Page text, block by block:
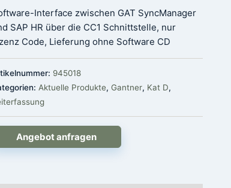
Interface zwischen GAT SyncManager
SAP HR über die CC1 Schnittstelle, nur
Code, Lieferung ohne Software CD
945018
Aktuelle Produkte,Gantner, Kat D,
Angebot anfragen